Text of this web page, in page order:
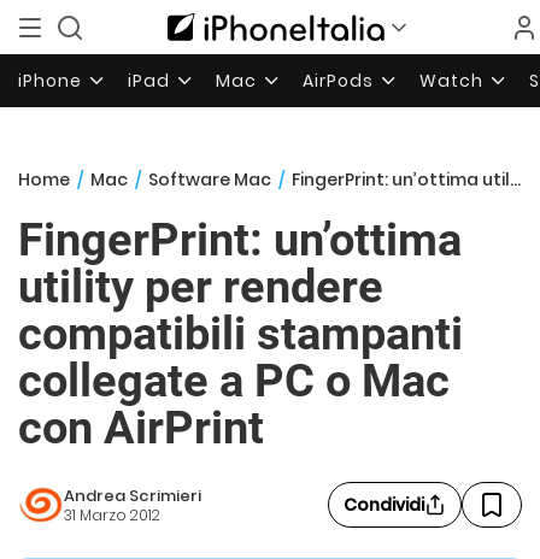
iPhone iPad Mac AirPods Watch
Home / Mac / Software Mac / FingerPrint: un’ottima utility per rendere compatibili stampanti collegate a PC o Mac con AirPrint
FingerPrint: un’ottima
utility per rendere
compatibili stampanti
collegate a PC o Mac
con AirPrint
Andrea Scrimieri
31 Marzo 2012 Condividi